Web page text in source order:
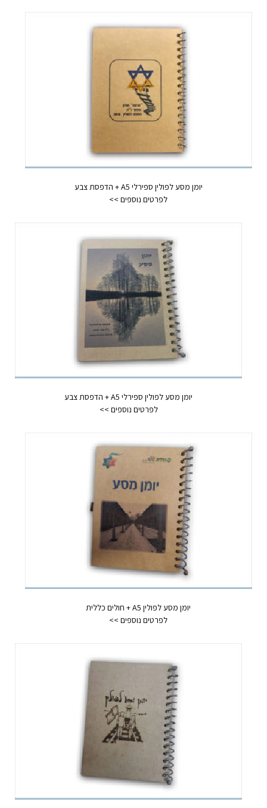
יומן מסע לפולין ספירלי A5 + הדפסת צבע
יומן מסע לפולין ספירלי A5 + הדפסת צבע
יומן מסע לפולין A5 + חולים כללית